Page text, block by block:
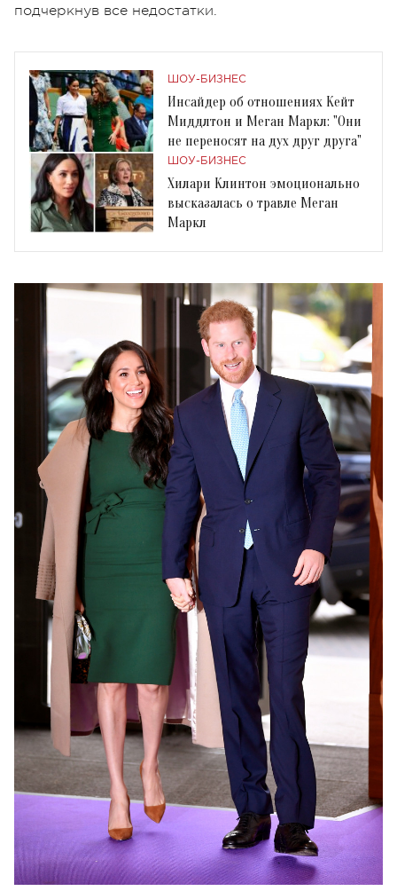
подчеркнув все недостатки.
ШОУ-БИЗНЕС
Инсайдер об отношениях Кейт
Миддлтон и Меган Маркл: "Они
не переносят на дух друг друга"
ШОУ-БИЗНЕС
Хилари Клинтон эмоционально
высказалась о травле Меган
Маркл